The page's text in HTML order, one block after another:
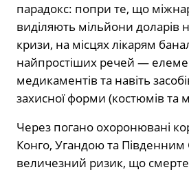
парадокс: попри те, що
виділяють мільйони доларів
кризи, на місцях лікарям
найпростіших речей —
медикаментів та навіть
захисної форми (костюмів та
Через погано охоронювані
Конго, Угандою та Південним
величезний ризик, що